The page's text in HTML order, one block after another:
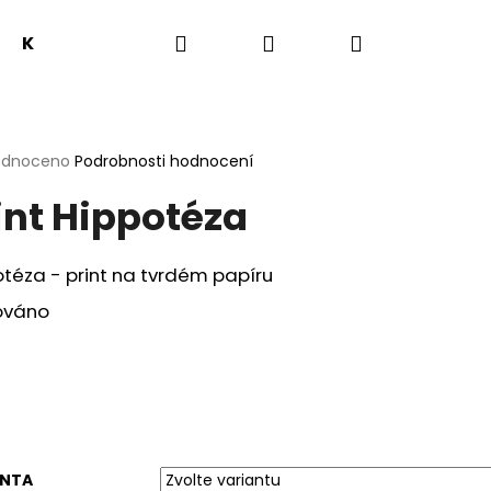
Knihy Předprodej Novinky
Hledat PřihlášeníNákupní
Podrobnosti hodnocení
Hippotéza
- print na tvrdém papíru